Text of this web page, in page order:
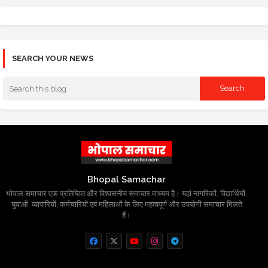
SEARCH YOUR NEWS
Bhopal Samachar
भोपाल समाचार एक प्रतिष्ठित और विश्वसनीय समाचार माध्यम है। यहां नागरिकों, विद्यार्थियों,
युवाओं, व्यापारियों, कर्मचारियों एवं महिलाओं के लिए महत्वपूर्ण और उपयोगी समाचार मिलते
हैं।